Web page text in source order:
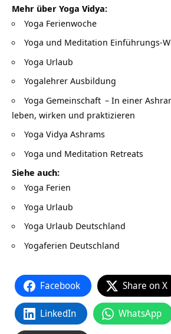
Mehr über Yoga Vidya:
Yoga Ferienwoche
Yoga und Meditation Einführungs-
Yoga Urlaub
Yogalehrer Ausbildung
Yoga Gemeinschaft – In einer
leben, wirken und praktizieren
Yoga Vidya Ashrams
Yoga und Meditation Retreats
Siehe auch:
Yoga Ferien
Yoga Urlaub
Yoga Urlaub Deutschland
Yogaferien Deutschland
Facebook Share on X
LinkedIn WhatsApp